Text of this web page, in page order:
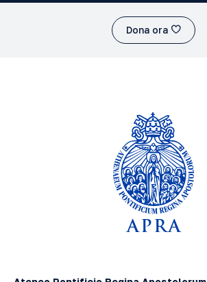
Dona ora